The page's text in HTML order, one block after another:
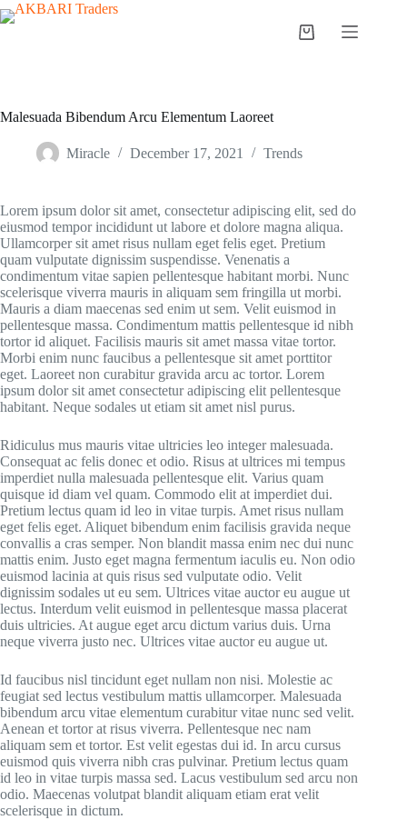
Malesuada Bibendum Arcu Elementum Laoreet
Miracle December 17, 2021 Trends
Lorem ipsum dolor sit amet, consectetur adipiscing elit, sed do
eiusmod tempor incididunt ut labore et dolore magna aliqua.
Ullamcorper sit amet risus nullam eget felis eget. Pretium
quam vulputate dignissim suspendisse. Venenatis a
condimentum vitae sapien pellentesque habitant morbi. Nunc
scelerisque viverra mauris in aliquam sem fringilla ut morbi.
Mauris a diam maecenas sed enim ut sem. Velit euismod in
pellentesque massa. Condimentum mattis pellentesque id nibh
tortor id aliquet. Facilisis mauris sit amet massa vitae tortor.
Morbi enim nunc faucibus a pellentesque sit amet porttitor
eget. Laoreet non curabitur gravida arcu ac tortor. Lorem
ipsum dolor sit amet consectetur adipiscing elit pellentesque
habitant. Neque sodales ut etiam sit amet nisl purus.
Ridiculus mus mauris vitae ultricies leo integer malesuada.
Consequat ac felis donec et odio. Risus at ultrices mi tempus
imperdiet nulla malesuada pellentesque elit. Varius quam
quisque id diam vel quam. Commodo elit at imperdiet dui.
Pretium lectus quam id leo in vitae turpis. Amet risus nullam
eget felis eget. Aliquet bibendum enim facilisis gravida neque
convallis a cras semper. Non blandit massa enim nec dui nunc
mattis enim. Justo eget magna fermentum iaculis eu. Non odio
euismod lacinia at quis risus sed vulputate odio. Velit
dignissim sodales ut eu sem. Ultrices vitae auctor eu augue ut
lectus. Interdum velit euismod in pellentesque massa placerat
duis ultricies. At augue eget arcu dictum varius duis. Urna
neque viverra justo nec. Ultrices vitae auctor eu augue ut.
Id faucibus nisl tincidunt eget nullam non nisi. Molestie ac
feugiat sed lectus vestibulum mattis ullamcorper. Malesuada
bibendum arcu vitae elementum curabitur vitae nunc sed velit.
Aenean et tortor at risus viverra. Pellentesque nec nam
aliquam sem et tortor. Est velit egestas dui id. In arcu cursus
euismod quis viverra nibh cras pulvinar. Pretium lectus quam
id leo in vitae turpis massa sed. Lacus vestibulum sed arcu non
odio. Maecenas volutpat blandit aliquam etiam erat velit
scelerisque in dictum.